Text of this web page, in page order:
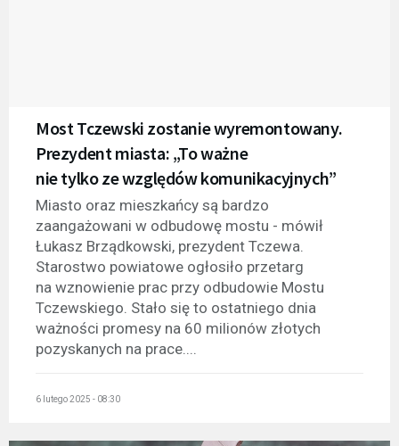
Most Tczewski zostanie wyremontowany.
Prezydent miasta: „To ważne
nie tylko ze względów komunikacyjnych”
Miasto oraz mieszkańcy są bardzo
zaangażowani w odbudowę mostu - mówił
Łukasz Brządkowski, prezydent Tczewa.
Starostwo powiatowe ogłosiło przetarg
na wznowienie prac przy odbudowie Mostu
Tczewskiego. Stało się to ostatniego dnia
ważności promesy na 60 milionów złotych
pozyskanych na prace....
6 lutego 2025 - 08:30